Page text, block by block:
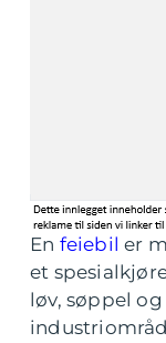
En feiebil er
et
løv, søppel